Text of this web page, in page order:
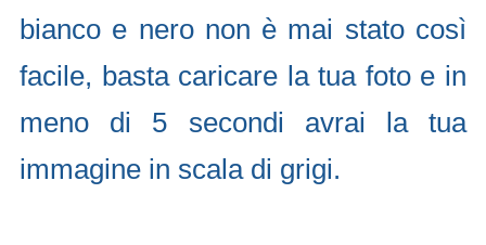
bianco e nero non è mai stato così
facile, basta caricare la tua foto e in
meno di 5 secondi avrai la tua
immagine in scala di grigi.